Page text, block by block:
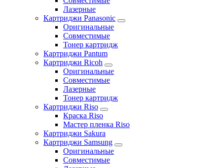
Лазерные
Картриджи Panasonic
Оригинальные
Совместимые
Тонер картридж
Картриджи Pantum
Картриджи Ricoh
Оригинальные
Совместимые
Лазерные
Тонер картридж
Картриджи Riso
Краска Riso
Мастер пленка Riso
Картриджи Sakura
Картриджи Samsung
Оригинальные
Совместимые